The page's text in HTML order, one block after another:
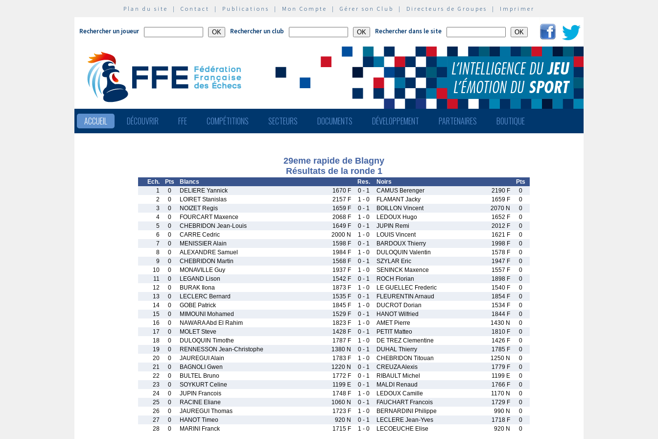
Plan du site | Contact | Publications | Mon Compte | Gérer son Club | Directeurs de Groupes | Imprimer
Rechercher un joueur Rechercher un club Rechercher dans le site
ACCUEIL DÉCOUVRIR FFE COMPÉTITIONS SECTEURS DOCUMENTS DÉVELOPPEMENT PARTENAIRES BOUTIQUE
29eme rapide de Blagny
Résultats de la ronde 1
Ech. Pts Blancs Res. Noirs
Pts
1
0 DELIERE Yannick 1670 F 0 - 1 CAMUS Berenger 2190 F
0
2
0 LOIRET Stanislas 2157 F 1 - 0 FLAMANT Jacky 1659 F
0
3
0 NOIZET Regis 1659 F 0 - 1 BOILLON Vincent 2070 N
0
4
0 FOURCART Maxence 2068 F 1 - 0 LEDOUX Hugo 1652 F
0
5
0 CHEBRIDON Jean-Louis 1649 F 0 - 1 JUPIN Remi 2012 F
0
6
0 CARRE Cedric 2000 N 1 - 0 LOUIS Vincent 1621 F
0
7
0 MENISSIER Alain 1598 F 0 - 1 BARDOUX Thierry 1998 F
0
8
0 ALEXANDRE Samuel 1984 F 1 - 0 DULOQUIN Valentin 1578 F
0
9
0 CHEBRIDON Martin 1568 F 0 - 1 SZYLAR Eric 1947 F
0
10
0 MONAVILLE Guy 1937 F 1 - 0 SENINCK Maxence 1557 F
0
11
0 LEGAND Lison 1542 F 0 - 1 ROCH Florian 1898 F
0
12
0 BURAK Ilona 1873 F 1 - 0 LE GUELLEC Frederic 1540 F
0
13
0 LECLERC Bernard 1535 F 0 - 1 FLEURENTIN Arnaud 1854 F
0
14
0 GOBE Patrick 1845 F 1 - 0 DUCROT Dorian 1534 F
0
15
0 MIMOUNI Mohamed 1529 F 0 - 1 HANOT Wilfried 1844 F
0
16
0 NAWARA Abd El Rahim 1823 F 1 - 0 AMET Pierre 1430 N
0
17
0 MOLET Steve 1428 F 0 - 1 PETIT Matteo 1810 F
0
18
0 DULOQUIN Timothe 1787 F 1 - 0 DE TREZ Clementine 1426 F
0
19
0 RENNESSON Jean-Christophe 1380 N 0 - 1 DUHAL Thierry 1785 F
0
20
0 JAUREGUI Alain 1783 F 1 - 0 CHEBRIDON Titouan 1250 N
0
21
0 BAGNOLI Gwen 1220 N 0 - 1 CREUZA Alexis 1779 F
0
22
0 BULTEL Bruno 1772 F 0 - 1 RIBAULT Michel 1199 E
0
23
0 SOYKURT Celine 1199 E 0 - 1 MALDI Renaud 1766 F
0
24
0 JUPIN Francois 1748 F 1 - 0 LEDOUX Camille 1170 N
0
25
0 RACINE Eliane 1060 N 0 - 1 FAUCHART Francois 1729 F
0
26
0 JAUREGUI Thomas 1723 F 1 - 0 BERNARDINI Philippe 990 N
0
27
0 HANOT Timeo 920 N 0 - 1 LECLERE Jean-Yves 1718 F
0
28
0 MARINI Franck 1715 F 1 - 0 LECOEUCHE Elise 920 N 0